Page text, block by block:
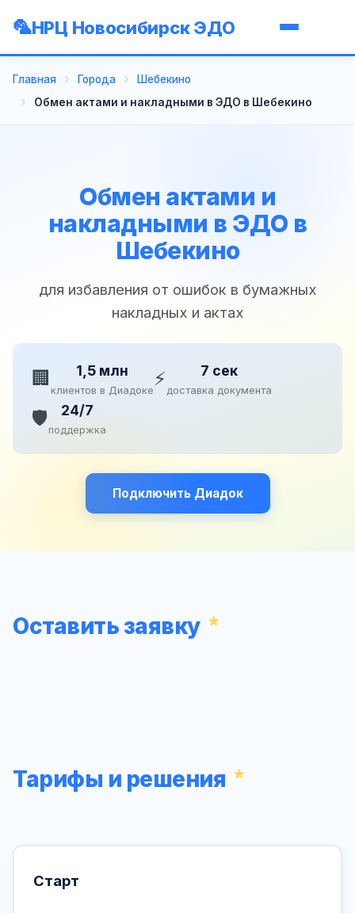
НРЦ Новосибирск ЭДО
Главная Города
Шебекино
Обмен актами и накладными в ЭДО в Шебекино
Обмен актами и
накладными в ЭДО в
Шебекино
для избавления от ошибок в бумажных
накладных и актах
🏢 1,5 млн
клиентов в Диадоке⚡ 7 сек
доставка документа
🛡️ 24/7
поддержка
Подключить Диадок
Оставить заявку
Тарифы и решения
Старт